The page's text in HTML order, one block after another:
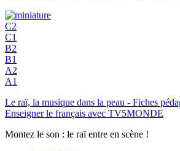
C2
C1
B2
B1
A2
A1
Le raï, la musique dans la peau - Fiches
Enseigner le français avec TV5MONDE
Montez le son : le raï entre en scène !